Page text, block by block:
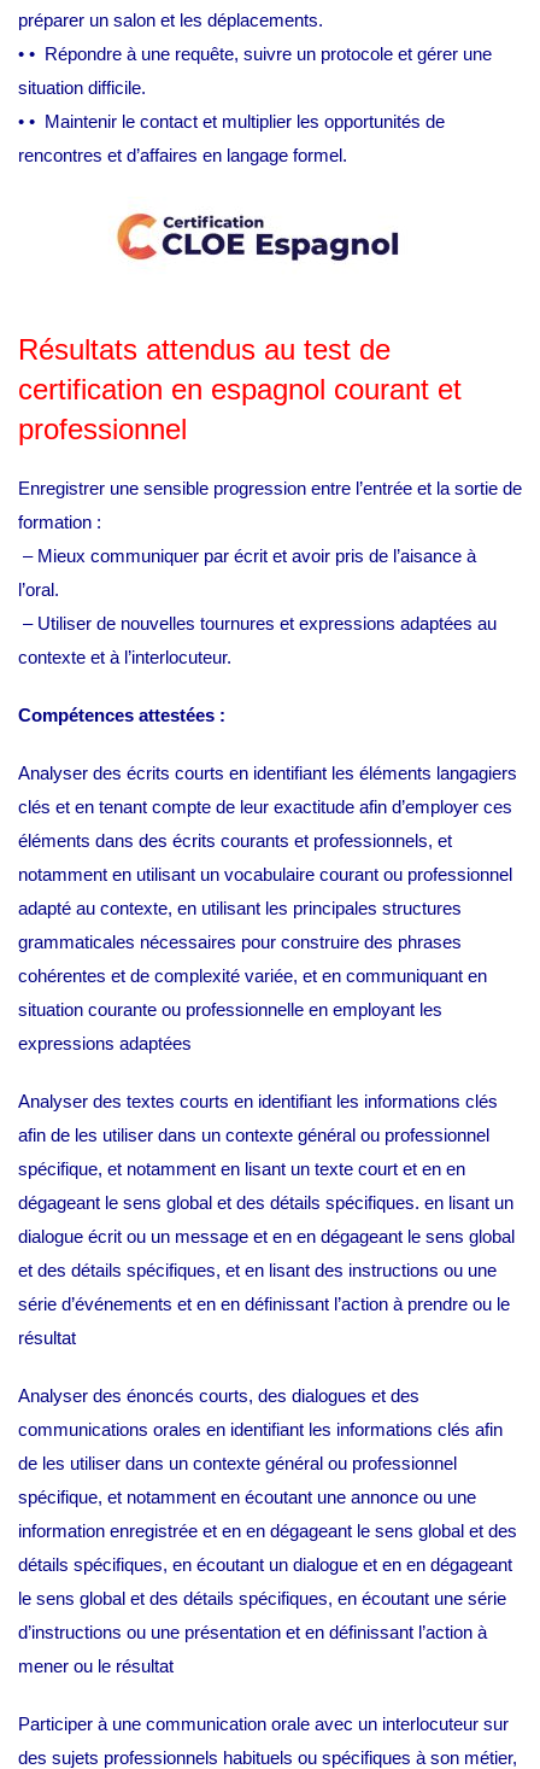
préparer un salon et les déplacements.
• • Répondre à une requête, suivre un protocole et gérer une
situation difficile.
• • Maintenir le contact et multiplier les opportunités de
rencontres et d’affaires en langage formel.
Résultats attendus au test de
certification en espagnol courant et
professionnel
Enregistrer une sensible progression entre l’entrée et la sortie de
formation :
– Mieux communiquer par écrit et avoir pris de l’aisance à
l’oral.
– Utiliser de nouvelles tournures et expressions adaptées au
contexte et à l’interlocuteur.
Compétences attestées :
Analyser des écrits courts en identifiant les éléments langagiers
clés et en tenant compte de leur exactitude afin d’employer ces
éléments dans des écrits courants et professionnels, et
notamment en utilisant un vocabulaire courant ou professionnel
adapté au contexte, en utilisant les principales structures
grammaticales nécessaires pour construire des phrases
cohérentes et de complexité variée, et en communiquant en
situation courante ou professionnelle en employant les
expressions adaptées
Analyser des textes courts en identifiant les informations clés
afin de les utiliser dans un contexte général ou professionnel
spécifique, et notamment en lisant un texte court et en en
dégageant le sens global et des détails spécifiques. en lisant un
dialogue écrit ou un message et en en dégageant le sens global
et des détails spécifiques, et en lisant des instructions ou une
série d’événements et en en définissant l’action à prendre ou le
résultat
Analyser des énoncés courts, des dialogues et des
communications orales en identifiant les informations clés afin
de les utiliser dans un contexte général ou professionnel
spécifique, et notamment en écoutant une annonce ou une
information enregistrée et en en dégageant le sens global et des
détails spécifiques, en écoutant un dialogue et en en dégageant
le sens global et des détails spécifiques, en écoutant une série
d’instructions ou une présentation et en définissant l’action à
mener ou le résultat
Participer à une communication orale avec un interlocuteur sur
des sujets professionnels habituels ou spécifiques à son métier,